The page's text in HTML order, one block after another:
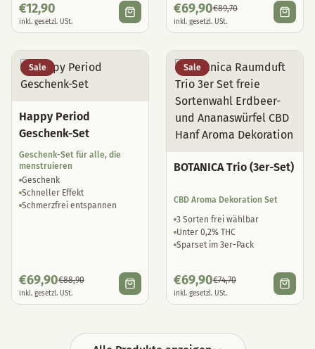
€12,90
inkl. gesetzl. USt.
€69,90€89,70
inkl. gesetzl. USt.
Sale
Happy Period
Geschenk-Set
Geschenk-Set für alle, die
menstruieren
Geschenk
Schneller Effekt
Schmerzfrei entspannen
€69,90€88,90
inkl. gesetzl. USt.
Sale
BOTANICA Trio (3er-Set)
CBD Aroma Dekoration Set
3 Sorten frei wählbar
Unter 0,2% THC
Sparset im 3er-Pack
€69,90€74,70
inkl. gesetzl. USt.